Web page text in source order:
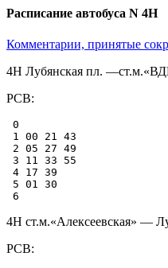
Расписание автобуса N 4Н
Комментарии, принятые
4Н Лубянская пл.
РСВ:
0
1 00 21 43
2 05 27 49
3 11 33 55
4 17 39
5 01 30
4Н ст.м.«Алексеевская» —
РСВ: